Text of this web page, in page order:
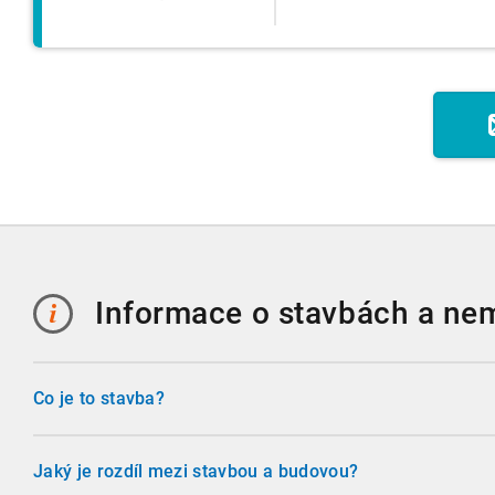
Informace o stavbách a
Co je to stavba?
stavebních výrobků, materiálů nebo konstrukcí, určené k
Jaký je rozdíl mezi stavbou a budovou?